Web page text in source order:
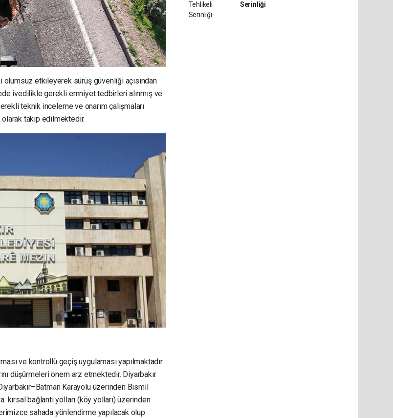
olumsuz etkileyerek sürüş güvenliği açısından
ivedilikle gerekli emniyet tedbirleri alınmış ve
teknik inceleme ve onarım çalışmaları
olarak takip edilmektedir.
ve kontrollü geçiş uygulaması yapılmaktadır.
düşürmeleri önem arz etmektedir. Diyarbakır
Karayolu üzerinden Bismil
kırsal bağlantı yolları (köy yolları) üzerinden
sahada yönlendirme yapılacak olup
Serinliği